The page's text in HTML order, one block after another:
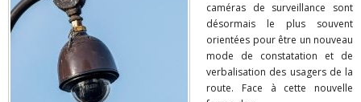
caméras de surveillance sont
désormais le plus souvent
orientées pour être un nouveau
mode de constatation et de
verbalisation des usagers de la
route. Face à cette nouvelle